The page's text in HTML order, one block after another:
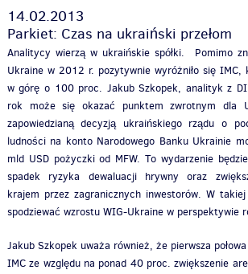
14.02.2013
Parkiet: Czas na ukraiński przełom
Analitycy wierzą w ukraińskie spółki. Pomimo
Ukraine w 2012 r. pozytywnie wyróżniło się IMC,
w górę o 100 proc. Jakub Szkopek, analityk z
rok może się okazać punktem zwrotnym dla
zapowiedzianą decyzją ukraińskiego rządu o
ludności na konto Narodowego Banku Ukrainie
mld USD pożyczki od MFW. To wydarzenie
spadek ryzyka dewaluacji hrywny oraz
krajem przez zagranicznych inwestorów. W
spodziewać wzrostu WIG-Ukraine w perspektywie
Jakub Szkopek uważa również, że pierwsza
IMC ze względu na ponad 40 proc. zwiększenie